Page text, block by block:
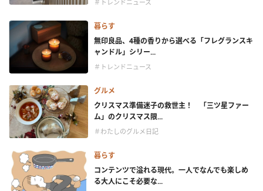
＃トレンドニュース
暮らす
無印良品、4種の香りから選べる「フレグランスキ
ャンドル」シリー...
＃トレンドニュース
グルメ
クリスマス準備迷子の救世主！ 「三ツ星ファー
ム」のクリスマス限...
＃わたしのグルメ日記
暮らす
コンテンツで溢れる現代。一人でなんでも楽しめ
る大人にこそ必要な...